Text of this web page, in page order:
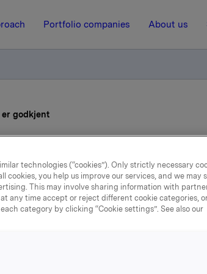
Portfolio companies About us
er godkjent
Orklas kjøp av
er godkjent
technologies (“cookies”). Only strictly necessary
cookies, you help us improve our services, and we may
This may involve sharing information with
any time accept or reject different cookie categories,
category by clicking “Cookie settings”. See also our